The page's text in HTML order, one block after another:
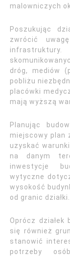
malowniczych
Poszukując
zwrócić
dróg, mediów
pobliżu
placówki
mają wyższą
Planując
miejscowy plan
uzyskać
na danym
inwestycje
wytyczne
wysokość
od granic działki.
Oprócz działek
się również
stanowić
potrzeby